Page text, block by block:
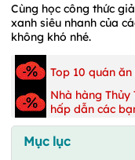
Cùng học công thức
xanh siêu nhanh của
không khó nhé.
Top 10 quán
Nhà hàng Thủy
hấp dẫn các
Mục lục